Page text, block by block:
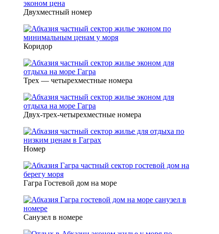
Двухместный номер
Коридор
Трех — четырехместные номера
Двух-трех-четырехместные номера
Номер
Гагра Гостевой дом на море
Санузел в номере